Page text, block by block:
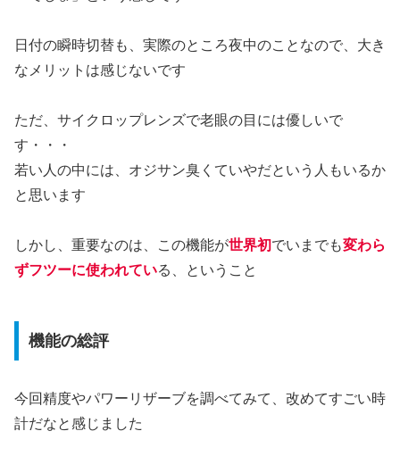
日付の瞬時切替も、実際のところ夜中のことなので、大き
なメリットは感じないです
ただ、サイクロップレンズで老眼の目には優しいで
す・・・
若い人の中には、オジサン臭くていやだという人もいるか
と思います
しかし、重要なのは、この機能が世界初でいまでも変わら
ずフツーに使われている、ということ
機能の総評
今回精度やパワーリザーブを調べてみて、改めてすごい時
計だなと感じました